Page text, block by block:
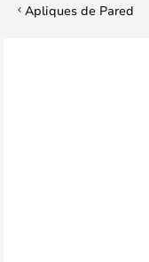
Apliques de Pared